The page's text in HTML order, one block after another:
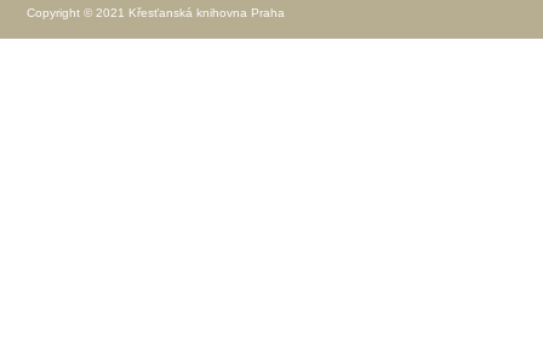
Copyright © 2021 Křesťanská knihovna Praha